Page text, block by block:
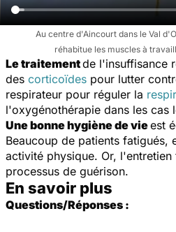
Au centre d'Aincourt dans le Val
réhabitue les muscles à
Le traitementde l'insuffisance
des corticoïdes pour lutter
respirateur pour réguler la
l'oxygénothérapie dans les cas
Une bonne hygiène de vieest
Beaucoup de patients fatigués,
activité physique. Or,
processus de guérison.
En savoir plus
Questions/Réponses :